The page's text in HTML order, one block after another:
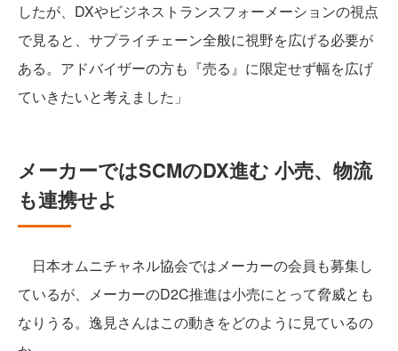
したが、DXやビジネストランスフォーメーションの視点
で見ると、サプライチェーン全般に視野を広げる必要が
ある。アドバイザーの方も『売る』に限定せず幅を広げ
ていきたいと考えました」
メーカーではSCMのDX進む 小売、物流
も連携せよ
日本オムニチャネル協会ではメーカーの会員も募集し
ているが、メーカーのD2C推進は小売にとって脅威とも
なりうる。逸見さんはこの動きをどのように見ているの